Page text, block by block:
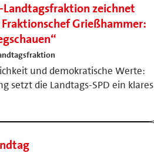
Landtagsfraktion zeichnet
Grießhammer:
und demokratische Werte:
setzt die Landtags-SPD ein klares